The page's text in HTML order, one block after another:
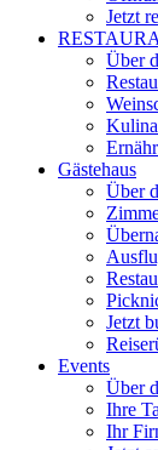
Jetzt
Über
Gästehaus
Über
Jetzt
Events
Über
Ihre
Ihr